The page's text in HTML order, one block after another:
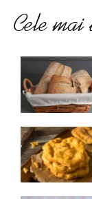
Cele